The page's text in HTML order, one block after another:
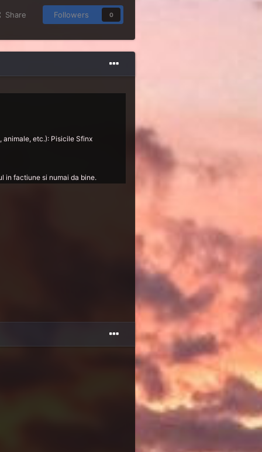
Share Followers 0
animale, etc.): Pisicile Sfinx
in factiune si numai da bine.